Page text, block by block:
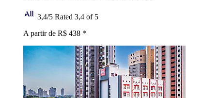
3,4/5 Rated 3,4 of 5
A partir de R$ 438 *